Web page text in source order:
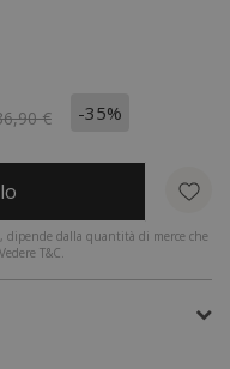
€ -35%
dipende dalla quantità di merce che
T&C.